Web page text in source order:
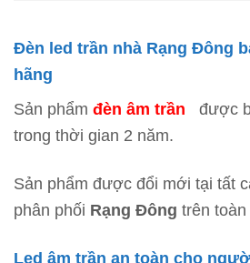
Đèn led trần nhà Rạng Đông
hãng
Sản phẩm đèn âm trần
được
trong thời gian 2 năm.
Sản phẩm được đổi mới tại tất
phân phối Rạng Đông trên toàn
Led âm trần an toàn cho